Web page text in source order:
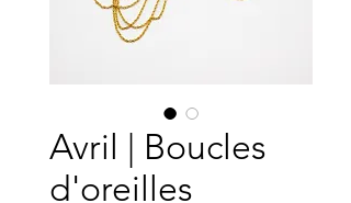
Avril | Boucles
d'oreilles